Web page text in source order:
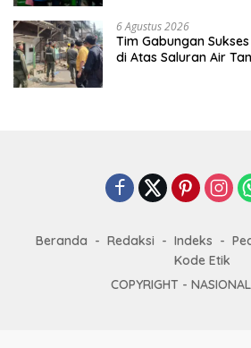
6 Agustus 2026
Tim Gabungan
di Atas Saluran Air
Beranda Redaksi Indeks
Kode Etik
COPYRIGHT -